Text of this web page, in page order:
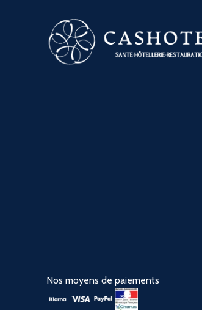
Nos moyens de paiements